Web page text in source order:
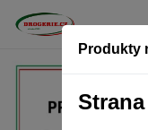
Produkty
Strana